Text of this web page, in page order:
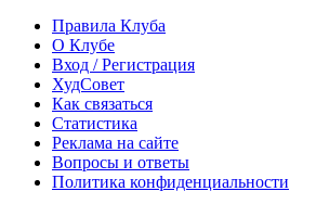
Правила Клуба
О Клубе
Вход / Регистрация
ХудСовет
Как связаться
Статистика
Реклама на сайте
Вопросы и ответы
Политика конфиденциальности